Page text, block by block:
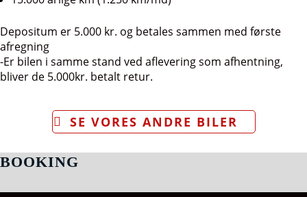
Depositum er 5.000 kr. og betales sammen med første
afregning
-Er bilen i samme stand ved aflevering som afhentning,
bliver de 5.000kr. betalt retur.
SE VORES ANDRE BILER
BOOKING